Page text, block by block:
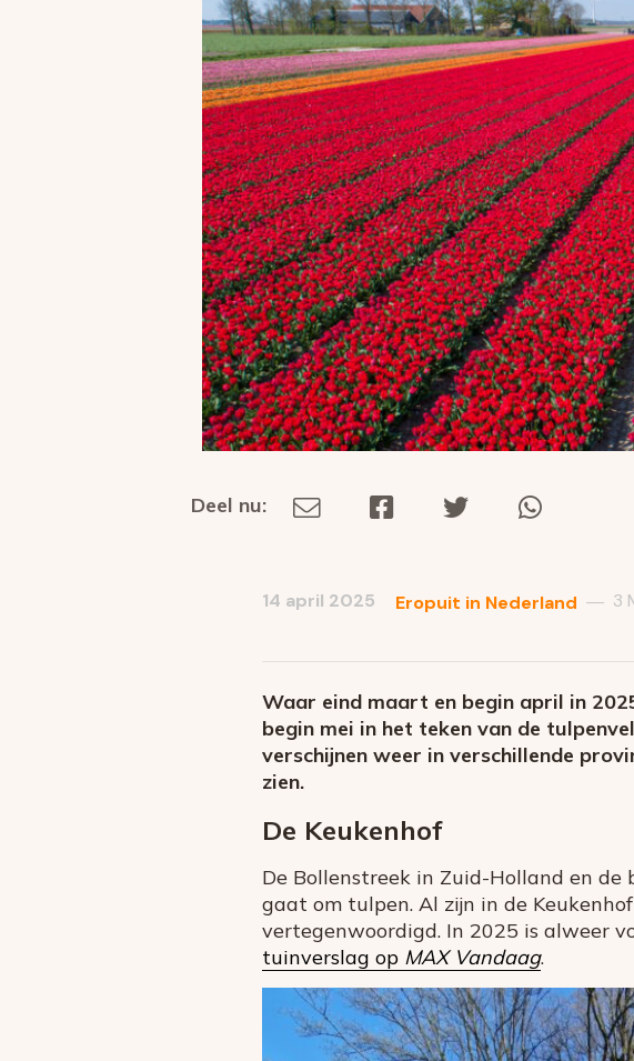
Deel
Deel nu:
mail
14 april 2025 Eropuit in Nederland — 3
Waar eind maart en begin april in
begin mei in het teken van de
verschijnen weer in verschillende
zien.
De Keukenhof
De Bollenstreek in Zuid-Holland en de
gaat om tulpen. Al zijn in de
vertegenwoordigd. In 2025 is alweer
tuinverslag op MAX Vandaag.